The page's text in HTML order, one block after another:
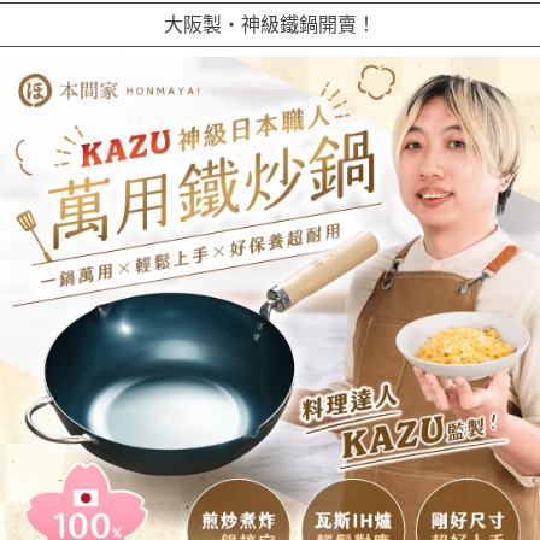
大阪製・神級鐵鍋開賣！